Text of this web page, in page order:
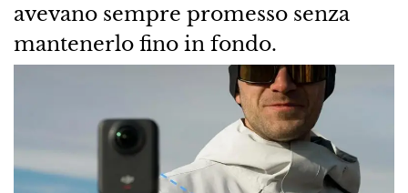
avevano sempre promesso senza
mantenerlo fino in fondo.